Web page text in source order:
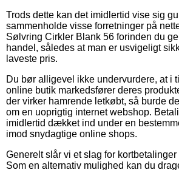
Trods dette kan det imidlertid vise sig
sammenholde visse forretninger på
Sølvring Cirkler Blank 56 forinden du
handel, således at man er usvigeligt
laveste pris.
Du bør alligevel ikke undervurdere, at i
online butik markedsfører deres
der virker hamrende letkøbt, så burde
om en uoprigtig internet webshop.
imidlertid dækket ind under en
imod snydagtige online shops.
Generelt slår vi et slag for
Som en alternativ mulighed kan du